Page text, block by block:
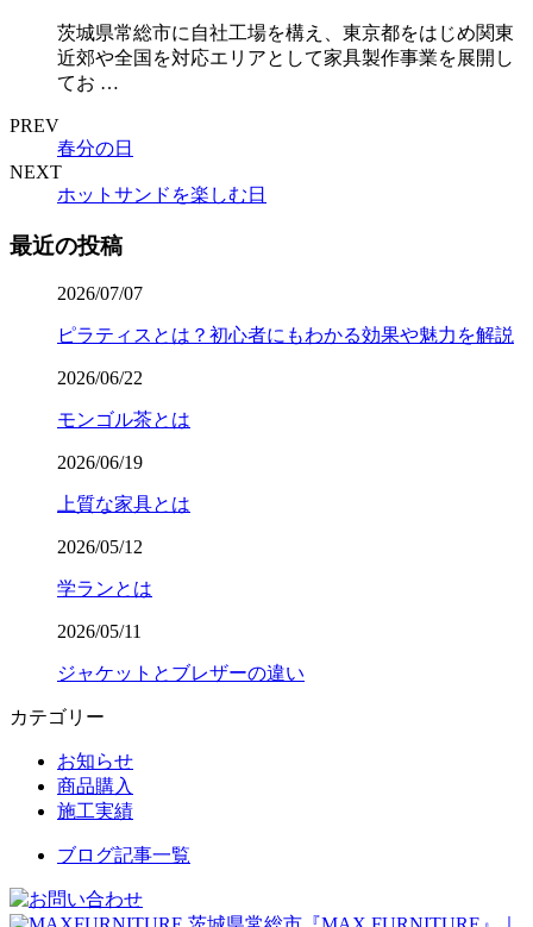
茨城県常総市に自社工場を構え、東京都をはじめ関東
近郊や全国を対応エリアとして家具製作事業を展開し
てお …
PREV
春分の日
NEXT
ホットサンドを楽しむ日
最近の投稿
2026/07/07
ピラティスとは？初心者にもわかる効果や魅力を解説
2026/06/22
モンゴル茶とは
2026/06/19
上質な家具とは
2026/05/12
学ランとは
2026/05/11
ジャケットとブレザーの違い
カテゴリー
お知らせ
商品購入
施工実績
ブログ記事一覧